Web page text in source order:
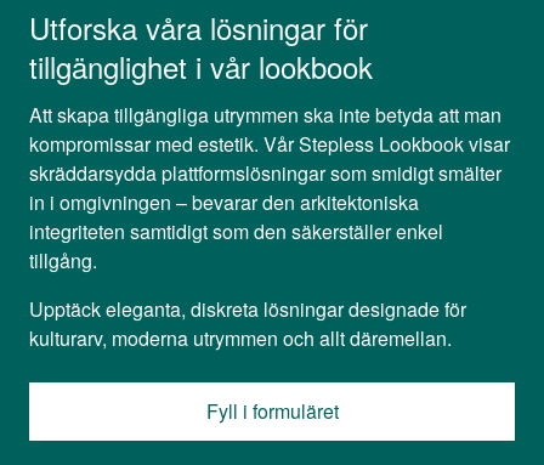
Utforska våra lösningar för
tillgänglighet i vår lookbook
Att skapa tillgängliga utrymmen ska inte betyda att man
kompromissar med estetik. Vår Stepless Lookbook visar
skräddarsydda plattformslösningar som smidigt smälter
in i omgivningen – bevarar den arkitektoniska
integriteten samtidigt som den säkerställer enkel
tillgång.
Upptäck eleganta, diskreta lösningar designade för
kulturarv, moderna utrymmen och allt däremellan.
Fyll i formuläret